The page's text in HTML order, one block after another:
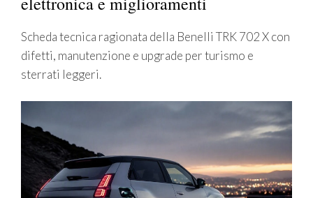
Scheda tecnica ragionata della Benelli TRK 702 X con
difetti, manutenzione e upgrade per turismo e
sterrati leggeri.